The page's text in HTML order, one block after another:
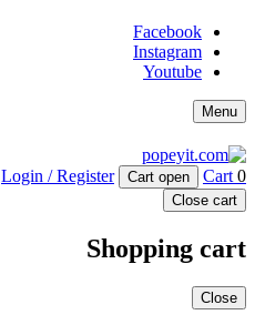
Facebook
Instagram
Youtube
Menu
Login / Register Cart open Cart 0
Close cart
Shopping cart
Close